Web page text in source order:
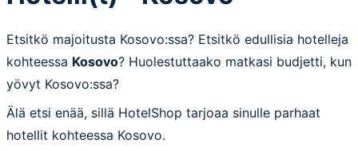
Etsitkö majoitusta Kosovo:ssa? Etsitkö edullisia hotelleja
kohteessa Kosovo? Huolestuttaako matkasi budjetti, kun
yövyt Kosovo:ssa?
Älä etsi enää, sillä HotelShop tarjoaa sinulle parhaat
hotellit kohteessa Kosovo.